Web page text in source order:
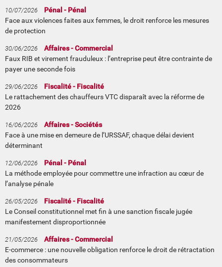
10/07/2026
Pénal - Pénal
Face aux violences faites aux femmes, le droit renforce les mesures
de protection
30/06/2026
Affaires - Commercial
Faux RIB et virement frauduleux : l’entreprise peut être contrainte de
payer une seconde fois
29/06/2026
Fiscalité - Fiscalité
Le rattachement des chauffeurs VTC disparaît avec la réforme de
2026
16/06/2026
Affaires - Sociétés
Face à une mise en demeure de l’URSSAF, chaque délai devient
déterminant
12/06/2026
Pénal - Pénal
La méthode employée pour commettre une infraction au cœur de
l’analyse pénale
26/05/2026
Fiscalité - Fiscalité
Le Conseil constitutionnel met fin à une sanction fiscale jugée
manifestement disproportionnée
21/05/2026
Affaires - Commercial
E-commerce : une nouvelle obligation renforce le droit de rétractation
des consommateurs